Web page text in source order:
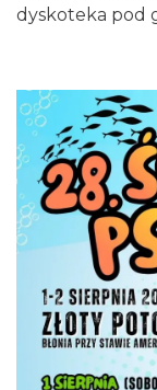
Żarki-Letnisko
12.99 km
XIII
uliczny w
dyskoteka pod